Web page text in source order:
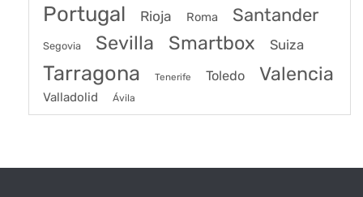
Portugal Rioja Roma Santander
Segovia Sevilla Smartbox Suiza
Tarragona Tenerife Toledo Valencia
Valladolid Ávila